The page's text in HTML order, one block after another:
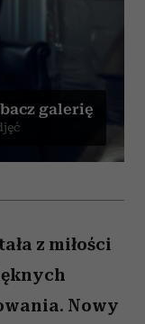
galerię
z miłości
Nowy